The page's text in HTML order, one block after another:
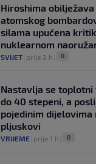
Hiroshima
atomskog
silama upućena
nuklearnom
SVIJET prije 2 h 0
Nastavlja se toplotni
do 40 stepeni, a
pojedinim dijelovima
pljuskovi
VRIJEME prije 1 h 0